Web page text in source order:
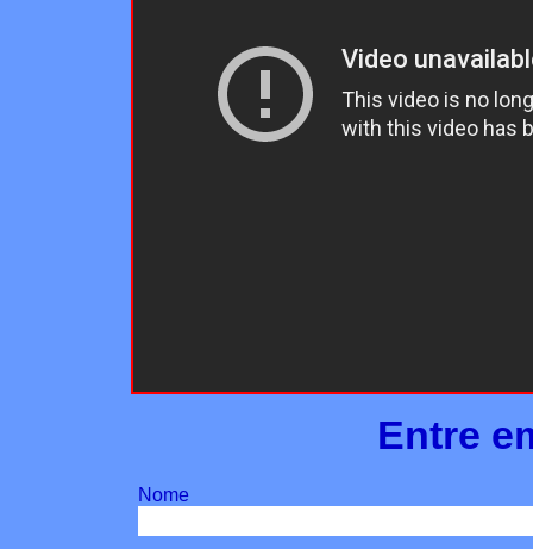
Entre
Nome